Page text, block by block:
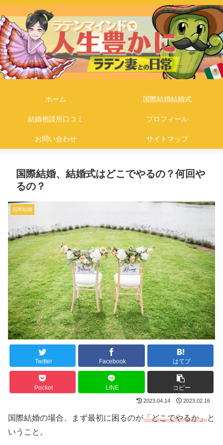
ホーム 国際結婚結婚式
結婚相談所口コミ プロフィール
お問い合わせ サイトマップ
国際結婚、結婚式はどこでやるの？何回や
るの？
国際結婚
Twitter Facebook はてブ
Pocket LINE コピー
2023.04.14 2023.02.16
国際結婚の場合、まず最初に困るのが「どこでやるか」と
いうこと。